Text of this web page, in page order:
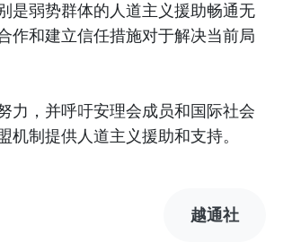
是弱势群体的人道主义援助畅通无
作和建立信任措施对于解决当前局
力，并呼吁安理会成员和国际社会
制提供人道主义援助和支持。
越通社